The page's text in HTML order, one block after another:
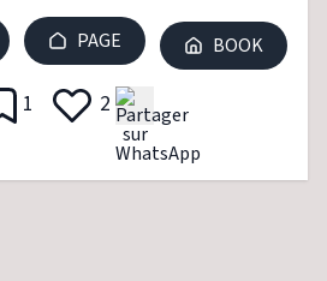
PAGE BOOK
1 2